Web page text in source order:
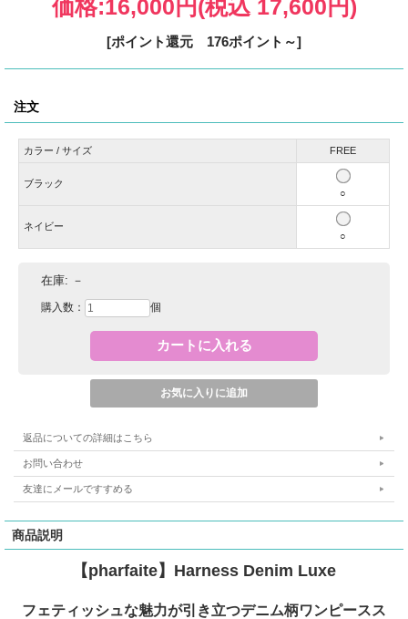
価格:16,000円(税込 17,600円)
[ポイント還元 176ポイント～]
注文
カラー / サイズ FREE
ブラック
○
ネイビー
○
在庫: －
購入数： 個
返品についての詳細はこちら
お問い合わせ
友達にメールですすめる
商品説明
【pharfaite】Harness Denim Luxe
フェティッシュな魅力が引き立つデニム柄ワンピースス